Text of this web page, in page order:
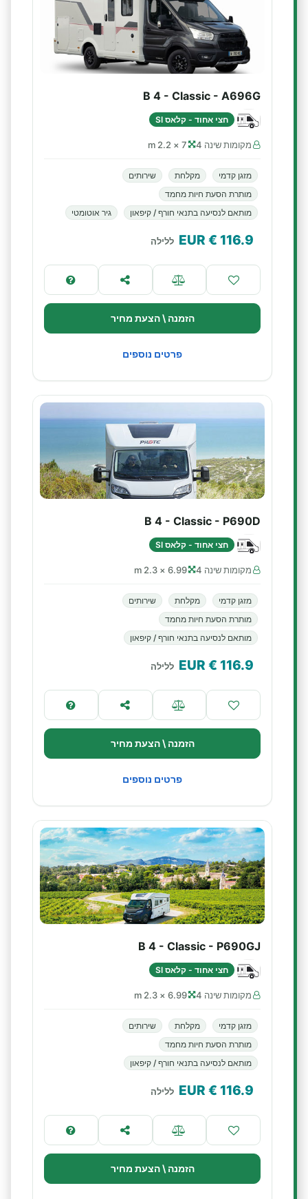
B 4 - Classic - A696G
חצי אחוד - קלאס SI
מקומות שינה 4 7 × 2.2 m
מזגן קדמי מקלחת
שירותים
מותרת הסעת חיות מחמד
מותאם לנסיעה בתנאי חורף / קיפאון
גיר אוטומטי
116.9
€ EUR ללילה
הזמנה \ הצעת מחיר
פרטים נוספים
B 4 - Classic - P690D
חצי אחוד - קלאס SI
מקומות שינה 4 6.99 × 2.3 m
מזגן קדמי מקלחת
שירותים
מותרת הסעת חיות מחמד
מותאם לנסיעה בתנאי חורף / קיפאון
116.9
€ EUR ללילה
הזמנה \ הצעת מחיר
פרטים נוספים
B 4 - Classic - P690GJ
חצי אחוד - קלאס SI
מקומות שינה 4 6.99 × 2.3 m
מזגן קדמי מקלחת
שירותים
מותרת הסעת חיות מחמד
מותאם לנסיעה בתנאי חורף / קיפאון
116.9
€ EUR ללילה
הזמנה \ הצעת מחיר